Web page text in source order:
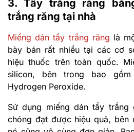
3. Tẩy trắng răng
trắng răng tại nhà
Miếng dán tẩy trắng răng là
bày bán rất nhiều tại các cơ
hiệu thuốc trên toàn quốc.
silicon, bên trong bao
Hydrogen Peroxide.
Sử dụng miếng dán tẩy trắng
chóng đạt được hiệu quả, bên